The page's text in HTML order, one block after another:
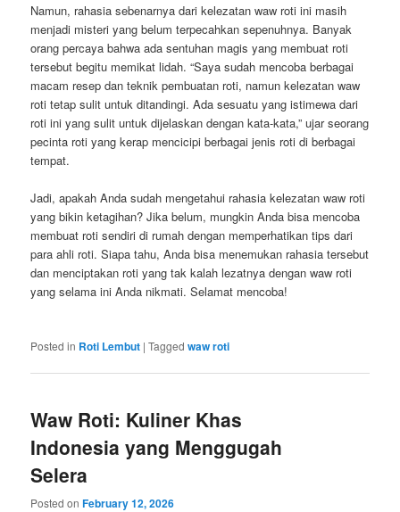
Namun, rahasia sebenarnya dari kelezatan waw roti ini masih
menjadi misteri yang belum terpecahkan sepenuhnya. Banyak
orang percaya bahwa ada sentuhan magis yang membuat roti
tersebut begitu memikat lidah. “Saya sudah mencoba berbagai
macam resep dan teknik pembuatan roti, namun kelezatan waw
roti tetap sulit untuk ditandingi. Ada sesuatu yang istimewa dari
roti ini yang sulit untuk dijelaskan dengan kata-kata,” ujar seorang
pecinta roti yang kerap mencicipi berbagai jenis roti di berbagai
tempat.
Jadi, apakah Anda sudah mengetahui rahasia kelezatan waw roti
yang bikin ketagihan? Jika belum, mungkin Anda bisa mencoba
membuat roti sendiri di rumah dengan memperhatikan tips dari
para ahli roti. Siapa tahu, Anda bisa menemukan rahasia tersebut
dan menciptakan roti yang tak kalah lezatnya dengan waw roti
yang selama ini Anda nikmati. Selamat mencoba!
Posted in Roti Lembut |Tagged waw roti
Waw Roti: Kuliner Khas
Indonesia yang Menggugah
Selera
Posted onFebruary 12, 2026